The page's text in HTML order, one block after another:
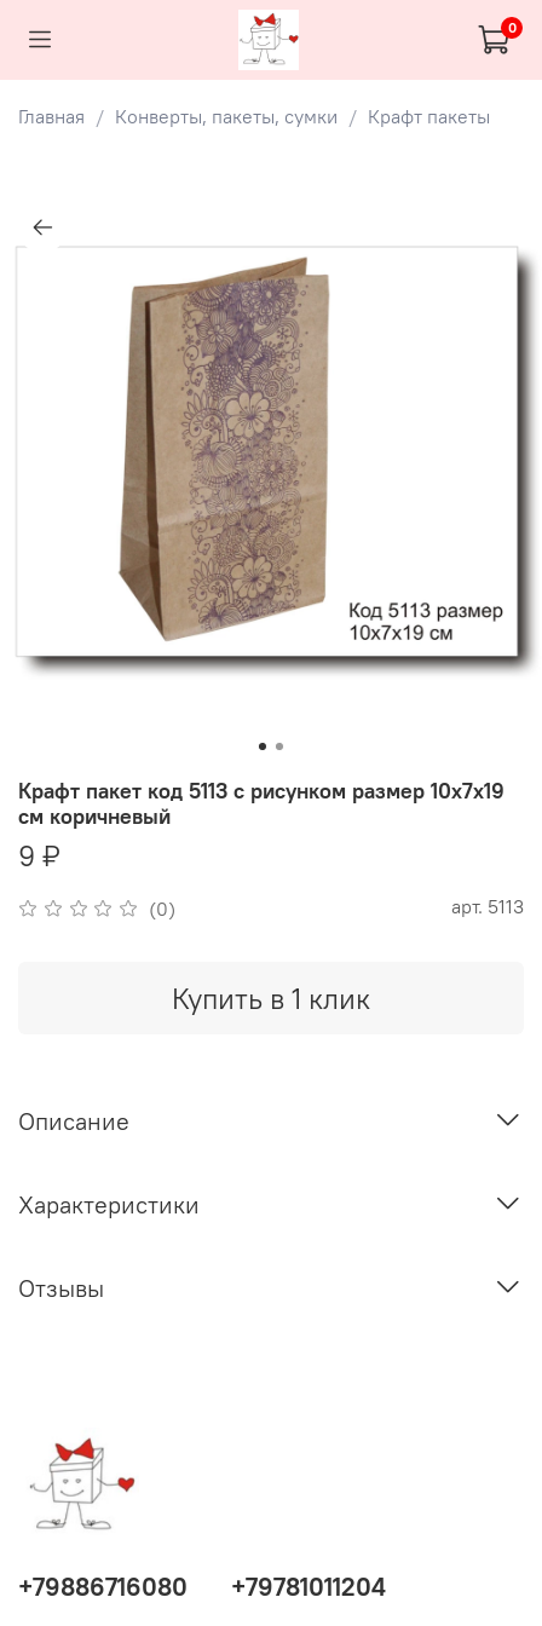
0
Главная Конверты, пакеты, сумки Крафт пакеты
(0) арт. 5113
Крафт пакет код 5113 с рисунком размер 10х7х19
см коричневый
9 ₽
Купить в 1 клик
Описание
Характеристики
Отзывы
+79886716080 +79781011204